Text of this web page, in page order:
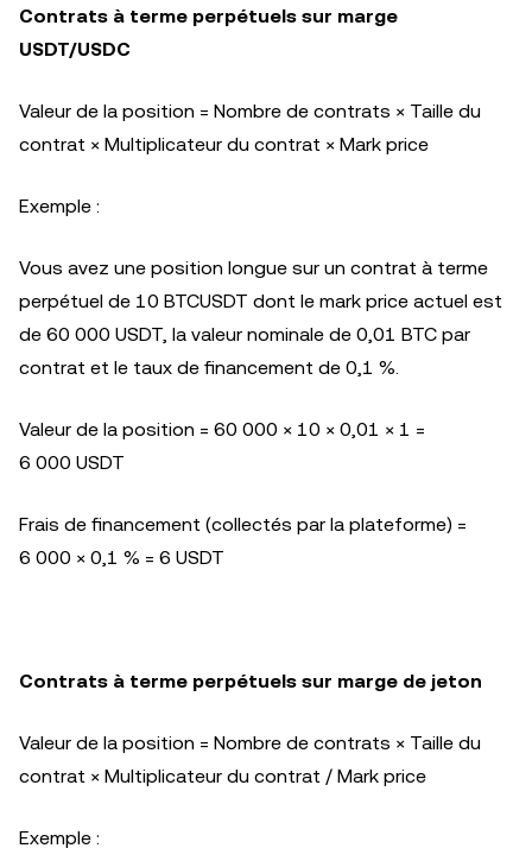
Contrats à terme perpétuels sur marge
USDT/USDC
Valeur de la position = Nombre de contrats × Taille du
contrat × Multiplicateur du contrat × Mark price
Exemple :
Vous avez une position longue sur un contrat à terme
perpétuel de 10 BTCUSDT dont le mark price actuel est
de 60 000 USDT, la valeur nominale de 0,01 BTC par
contrat et le taux de financement de 0,1 %.
Valeur de la position = 60 000 × 10 × 0,01 × 1 =
6 000 USDT
Frais de financement (collectés par la plateforme) =
6 000 × 0,1 % = 6 USDT
Contrats à terme perpétuels sur marge de jeton
Valeur de la position = Nombre de contrats × Taille du
contrat × Multiplicateur du contrat / Mark price
Exemple :